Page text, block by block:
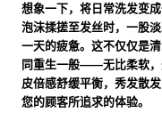
想象一下，将日常洗发变
泡沫揉搓至发丝时，一股
一天的疲惫。这不仅仅是
同重生一般——无比柔软，
皮倍感舒缓平衡，秀发散
您的顾客所追求的体验。